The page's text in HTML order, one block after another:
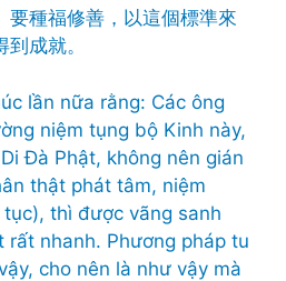
要種福修善，以這個標準來
成就。
lần nữa rằng: Các ông
niệm tụng bộ Kinh này,
Đà Phật, không nên gián
thật phát tâm, niệm
thì được vãng sanh
rất nhanh. Phương pháp tu
cho nên là như vậy mà